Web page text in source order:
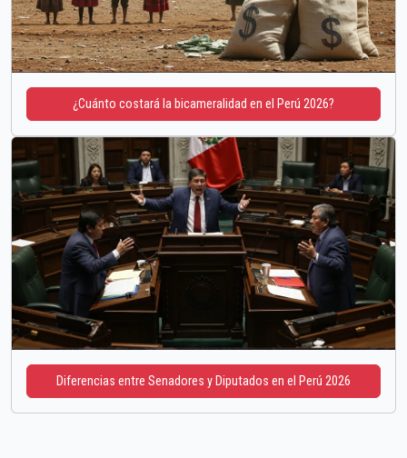
¿Cuánto costará la bicameralidad en el Perú 2026?
Diferencias entre Senadores y Diputados en el Perú 2026